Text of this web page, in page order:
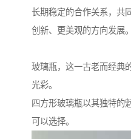
长期稳定的合作关系，共
创新、更美观的方向发展。
玻璃瓶，这一古老而经典
光彩。
四方形玻璃瓶以其独特的
可以选择。